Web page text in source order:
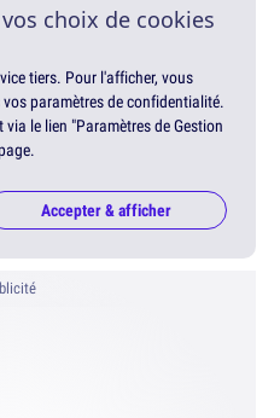
choix de cookies
tiers. Pour l'afficher, vous
paramètres de confidentialité.
le lien "Paramètres de Gestion
Accepter & afficher